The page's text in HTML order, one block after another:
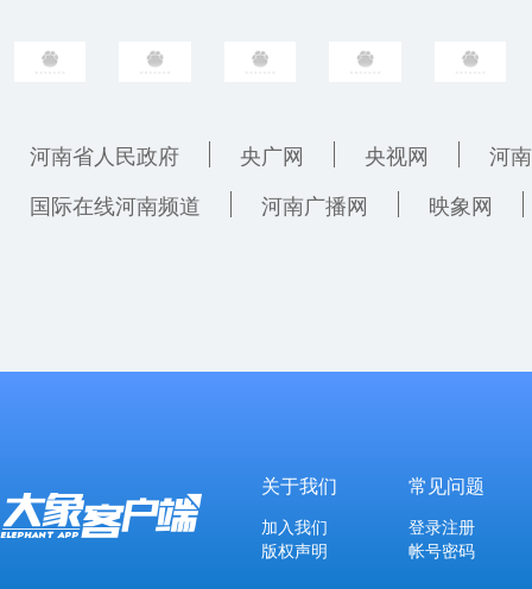
河南省人民政府 央广网 央视网
河
国际在线河南频道
河南广播网 映象网
关于我们
加入我们
版权声明
常见问题
登录注册
帐号密码